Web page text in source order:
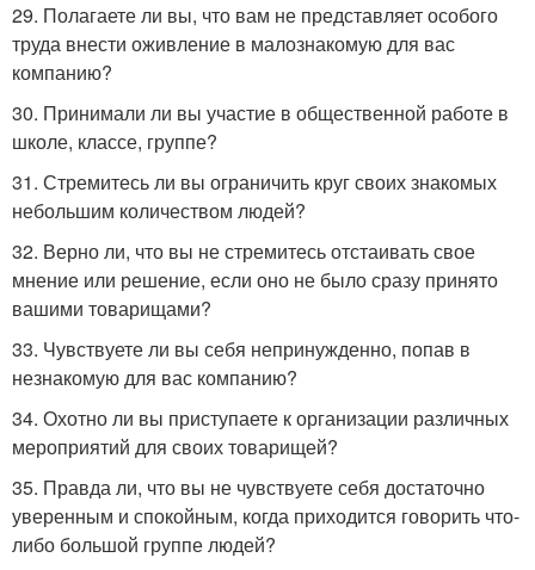
29. Полагаете ли вы, что вам не представляет особого
труда внести оживление в малознакомую для вас
компанию?
30. Принимали ли вы участие в общественной работе в
школе, классе, группе?
31. Стремитесь ли вы ограничить круг своих знакомых
небольшим количеством людей?
32. Верно ли, что вы не стремитесь отстаивать свое
мнение или решение, если оно не было сразу принято
вашими товарищами?
33. Чувствуете ли вы себя непринужденно, попав в
незнакомую для вас компанию?
34. Охотно ли вы приступаете к организации различных
мероприятий для своих товарищей?
35. Правда ли, что вы не чувствуете себя достаточно
уверенным и спокойным, когда приходится говорить что-
либо большой группе людей?